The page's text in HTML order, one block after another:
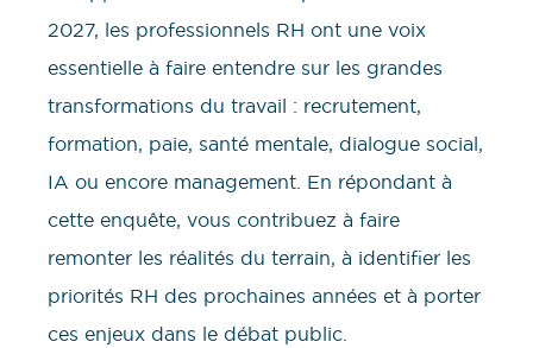
2027, les professionnels RH ont une voix
essentielle à faire entendre sur les grandes
transformations du travail : recrutement,
formation, paie, santé mentale, dialogue social,
IA ou encore management. En répondant à
cette enquête, vous contribuez à faire
remonter les réalités du terrain, à identifier les
priorités RH des prochaines années et à porter
ces enjeux dans le débat public.